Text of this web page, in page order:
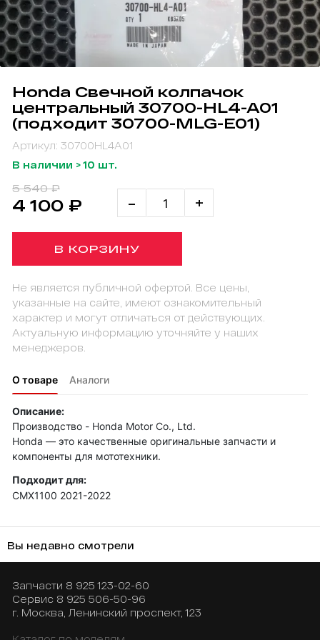
Honda Свечной колпачок
центральный 30700-HL4-A01
(подходит 30700-MLG-E01)
Артикул: 30700HL4A01
В наличии > 10 шт.
5 540 ₽
4 100 ₽ - +
В КОРЗИНУ
Не является публичной офертой. Все цены,
указанные на сайте, имеют ознакомительный
характер и могут отличаться от действующих.
Актуальную информацию уточняйте у наших
менеджеров.
О товаре Аналоги
Описание:
Производство - Honda Motor Co., Ltd.
Honda — это качественные оригинальные запчасти и
компоненты для мототехники.
Подходит для:
CMX1100 2021-2022
Вы недавно смотрели
Запчасти 8 925 123-02-60
Сервис 8 925 506-50-96
г. Москва, Ленинский проспект, 123